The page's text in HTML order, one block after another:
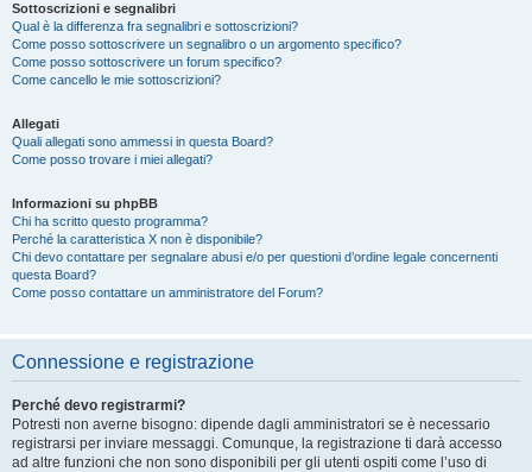
Sottoscrizioni e segnalibri
Qual è la differenza fra segnalibri e sottoscrizioni?
Come posso sottoscrivere un segnalibro o un argomento specifico?
Come posso sottoscrivere un forum specifico?
Come cancello le mie sottoscrizioni?
Allegati
Quali allegati sono ammessi in questa Board?
Come posso trovare i miei allegati?
Informazioni su phpBB
Chi ha scritto questo programma?
Perché la caratteristica X non è disponibile?
Chi devo contattare per segnalare abusi e/o per questioni d’ordine legale concernenti
questa Board?
Come posso contattare un amministratore del Forum?
Connessione e registrazione
Perché devo registrarmi?
Potresti non averne bisogno: dipende dagli amministratori se è necessario
registrarsi per inviare messaggi. Comunque, la registrazione ti darà accesso
ad altre funzioni che non sono disponibili per gli utenti ospiti come l’uso di